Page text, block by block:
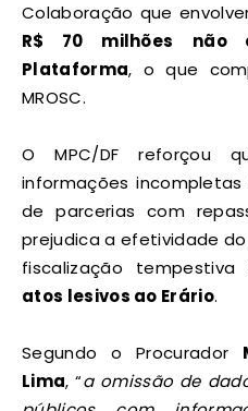
Colaboração que
R$ 70 milhões
não
Plataforma, o que
MROSC.
O MPC/DF reforçou
informações
de parcerias com
prejudica a efetividade
fiscalização tempestiva
atos lesivos ao Erário.
Segundo o Procurador
Lima, “a omissão de